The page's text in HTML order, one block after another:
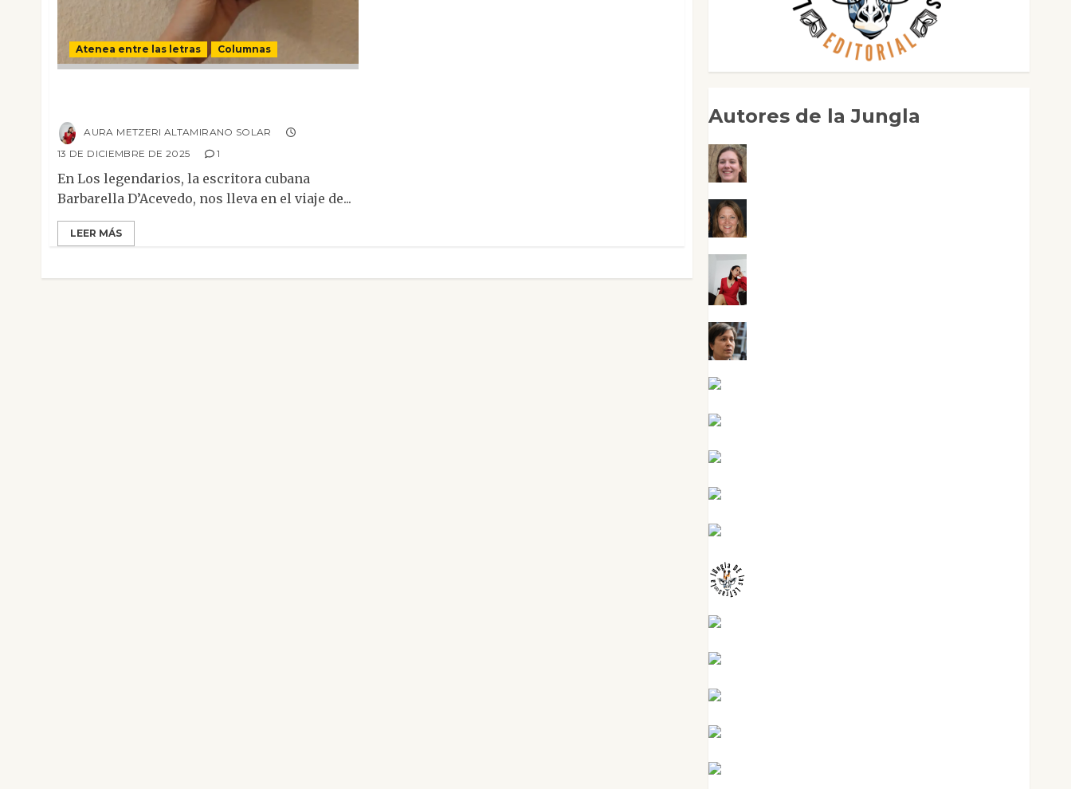
Atenea entre las letras Columnas
AURA METZERI ALTAMIRANO SOLAR
13 DE DICIEMBRE DE 2025
1
En Los legendarios, la escritora cubana
Barbarella D’Acevedo, nos lleva en el viaje de...
LEER MÁS
Autores de la Jungla